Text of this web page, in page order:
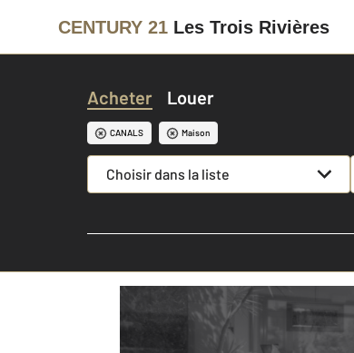
CENTURY 21 Les Trois Rivières
Acheter Louer
CANALS Maison
Choisir dans la liste